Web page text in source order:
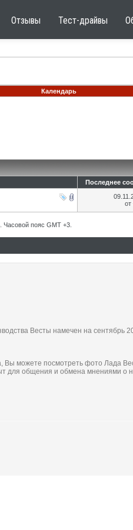
Отзывы Тест-драйвы
Календарь
Последнее
от
. Часовой пояс GMT +3.
Весты намечен на сентябрь
Вы можете посмотреть фото Лада
для общения и обмена мнениями о